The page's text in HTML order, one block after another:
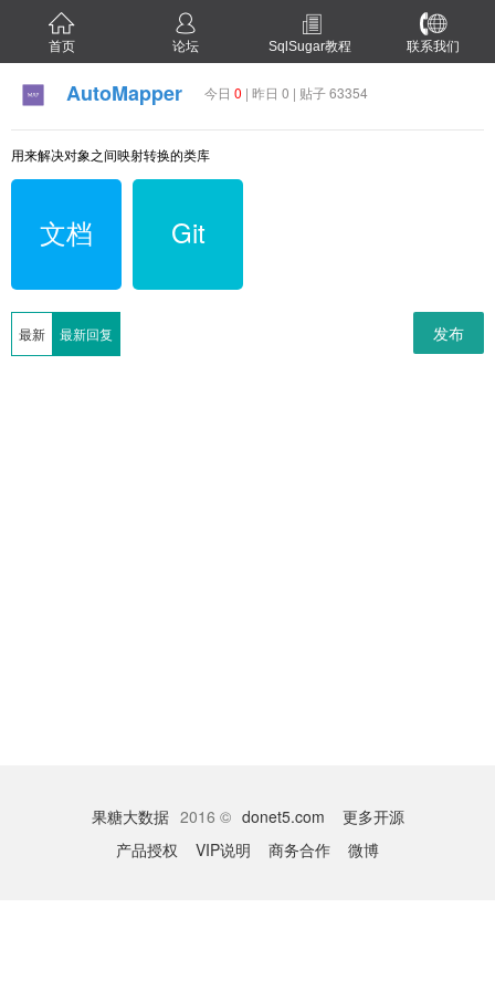
首页 论坛 SqlSugar教程 联系我们
AutoMapper 今日 0 | 昨日 0 | 贴子 63354
用来解决对象之间映射转换的类库
文档 Git
最新 最新回复 发布
果糖大数据 2016 © donet5.com
更多开源
产品授权
VIP说明 商务合作 微博